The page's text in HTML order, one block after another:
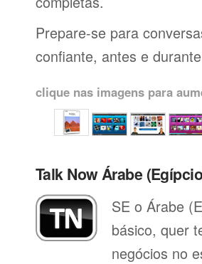
Prepare-se para
confiante, antes e
clique nas imagens para
Talk Now Árabe
SE o Árabe
básico, quer
negócios no